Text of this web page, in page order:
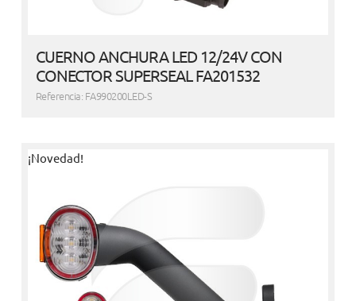
CUERNO ANCHURA LED 12/24V CON
CONECTOR SUPERSEAL FA201532
Referencia: FA990200LED-S
¡Novedad!